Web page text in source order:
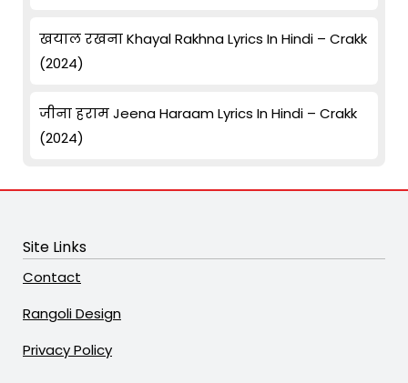
खयाल रखना Khayal Rakhna Lyrics In Hindi – Crakk
(2024)
जीना हराम Jeena Haraam Lyrics In Hindi – Crakk
(2024)
Site Links
Contact
Rangoli Design
Privacy Policy